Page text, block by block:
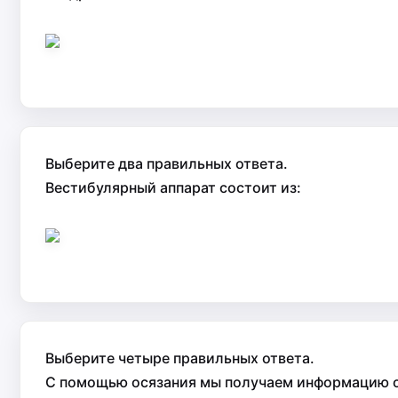
Выберите два правильных ответа.
Вестибулярный аппарат состоит из:
Выберите четыре правильных ответа.
С помощью осязания мы получаем информацию